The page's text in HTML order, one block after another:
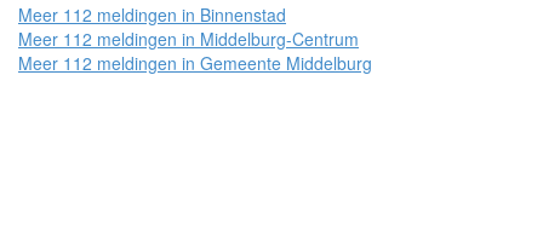
Meer 112 meldingen in Binnenstad
Meer 112 meldingen in Middelburg-Centrum
Meer 112 meldingen in Gemeente Middelburg